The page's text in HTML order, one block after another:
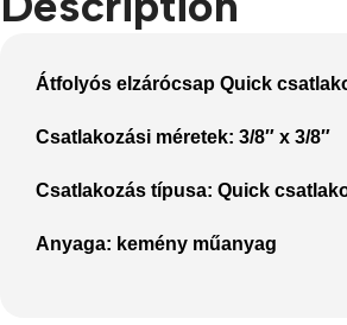
Átfolyós elzárócsap Quick
Csatlakozási méretek: 3/8″ x 3/8″
Csatlakozás típusa: Quick
Anyaga: kemény műanyag